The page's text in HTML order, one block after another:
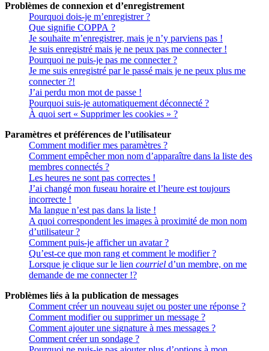
Problèmes de connexion et d’enregistrement
Pourquoi dois-je m’enregistrer ?
Que signifie COPPA ?
Je souhaite m’enregistrer, mais je n’y parviens pas !
Je suis enregistré mais je ne peux pas me connecter !
Pourquoi ne puis-je pas me connecter ?
Je me suis enregistré par le passé mais je ne peux plus me
connecter ?!
J’ai perdu mon mot de passe !
Pourquoi suis-je automatiquement déconnecté ?
À quoi sert « Supprimer les cookies » ?
Paramètres et préférences de l’utilisateur
Comment modifier mes paramètres ?
Comment empêcher mon nom d’apparaître dans la liste des
membres connectés ?
Les heures ne sont pas correctes !
J’ai changé mon fuseau horaire et l’heure est toujours
incorrecte !
Ma langue n’est pas dans la liste !
A quoi correspondent les images à proximité de mon nom
d’utilisateur ?
Comment puis-je afficher un avatar ?
Qu’est-ce que mon rang et comment le modifier ?
Lorsque je clique sur le lien courriel d’un membre, on me
demande de me connecter !?
Problèmes liés à la publication de messages
Comment créer un nouveau sujet ou poster une réponse ?
Comment modifier ou supprimer un message ?
Comment ajouter une signature à mes messages ?
Comment créer un sondage ?